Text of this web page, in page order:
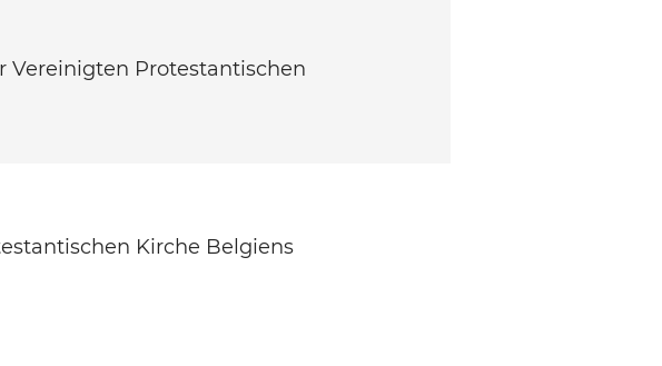
Protestantischen
Kirche Belgiens